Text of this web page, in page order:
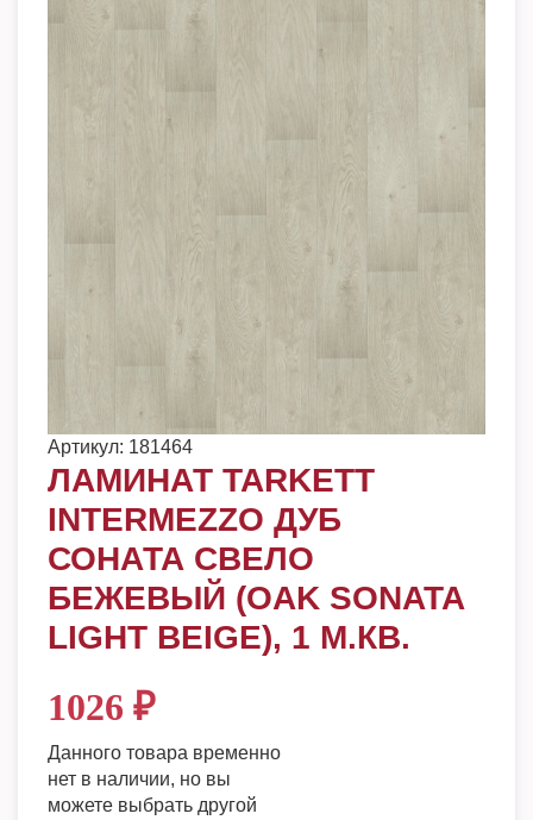
Артикул: 181464
ЛАМИНАТ TARKETT
INTERMEZZO ДУБ
СОНАТА СВЕЛО
БЕЖЕВЫЙ (OAK SONATA
LIGHT BEIGE), 1 М.КВ.
1026 ₽
Данного товара временно
нет в наличии, но вы
можете выбрать другой